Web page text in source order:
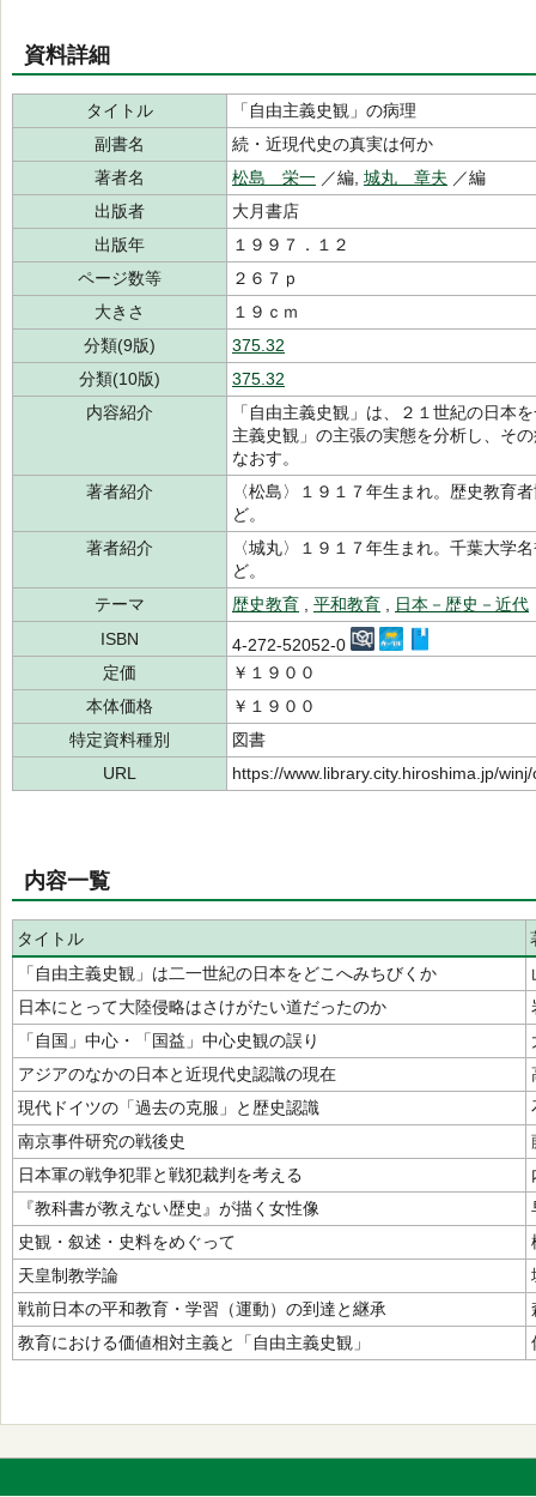
資料詳細
タイトル
「自由主義史観」の病理
副書名
続・近現代史の真実は何か
著者名
松島 栄一 ／編, 城丸 章夫 ／編
出版者
大月書店
出版年
１９９７．１２
ページ数等
２６７ｐ
大きさ
１９ｃｍ
分類(9版)
375.32
分類(10版)
375.32
内容紹介
「自由主義史観」は、２１世紀の日本
主義史観」の主張の実態を分析し、そ
なおす。
著者紹介
〈松島〉１９１７年生まれ。歴史教育
ど。
著者紹介
〈城丸〉１９１７年生まれ。千葉大学
ど。
テーマ
歴史教育 平和教育
日本－歴史－近代
ISBN
4-272-52052-0
定価
￥１９００
本体価格
￥１９００
特定資料種別
図書
URL
https://www.library.city.hiroshima.jp/
内容一覧
タイトル
「自由主義史観」は二一世紀の日本をどこへみちびくか
日本にとって大陸侵略はさけがたい道だったのか
「自国」中心・「国益」中心史観の誤り
アジアのなかの日本と近現代史認識の現在
現代ドイツの「過去の克服」と歴史認識
南京事件研究の戦後史
日本軍の戦争犯罪と戦犯裁判を考える
『教科書が教えない歴史』が描く女性像
史観・叙述・史料をめぐって
天皇制教学論
戦前日本の平和教育・学習（運動）の到達と継承
教育における価値相対主義と「自由主義史観」